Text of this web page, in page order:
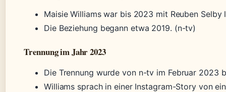
Maisie Williams war bis 2023 mit Reuben
Die Beziehung begann etwa 2019. (n-tv)
Trennung im Jahr 2023
Die Trennung wurde von n-tv im Februar 2023
Williams sprach in einer Instagram-Story von